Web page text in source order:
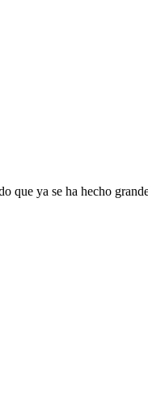
que ya se ha hecho